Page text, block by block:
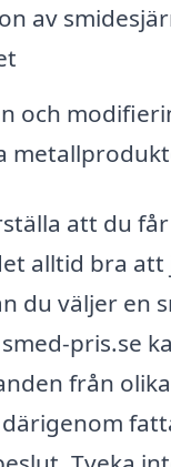
av
och
att du
alltid bra
du väljer en
pris.se
från